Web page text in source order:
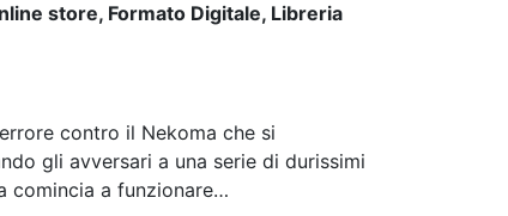
store, Formato Digitale, Libreria
contro il Nekoma che si
gli avversari a una serie di durissimi
comincia a funzionare…